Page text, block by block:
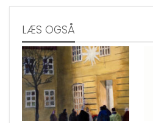
LÆS OGSÅ